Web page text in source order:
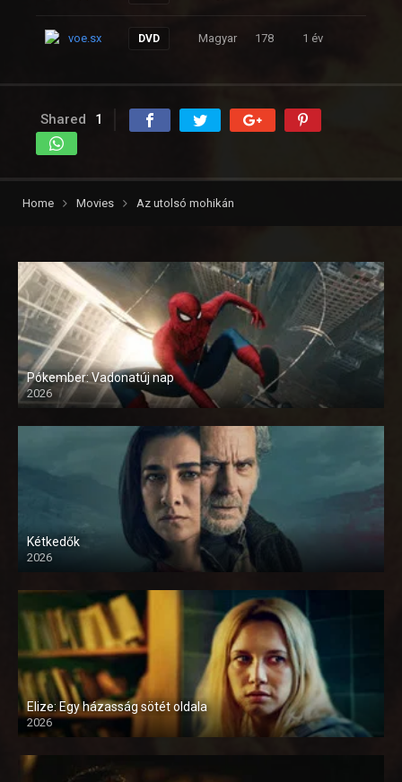
voe.sx DVD Magyar 178 1 év
Shared 1
Home Movies Az utolsó mohikán
Pókember: Vadonatúj nap
2026
Kétkedők
2026
Elize: Egy házasság sötét oldala
2026